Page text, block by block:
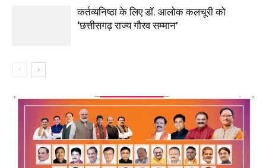
कर्तव्यनिष्ठा के लिए डॉ. आलोक कलचूरी को
‘छत्तीसगढ़ राज्य गौरव सम्मान’